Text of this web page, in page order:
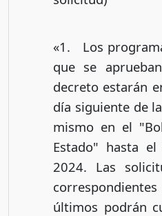
«1. Los
que se
decreto estarán
día siguiente de
mismo en el
Estado" hasta
2024. Las
últimos podrán